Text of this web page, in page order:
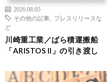
2026.08.05
その他の記事
プレスリリースな
ど
川崎重工業／ばら積運搬船
「ARISTOS II」の引き渡し